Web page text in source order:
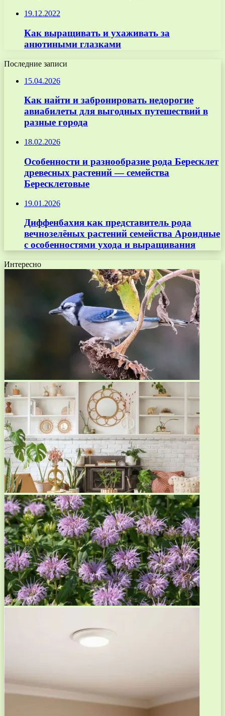
19.12.2022
Как выращивать и ухаживать за
анютиными глазками
Последние записи
15.04.2026
Как найти и забронировать недорогие
авиабилеты для выгодных путешествий в
разные города
18.02.2026
Особенности и разнообразие рода Бересклет
древесных растений — семейства
Бересклетовые
19.01.2026
Диффенбахия как представитель рода
вечнозелёных растений семейства Ароидные
с особенностями ухода и выращивания
Интересно